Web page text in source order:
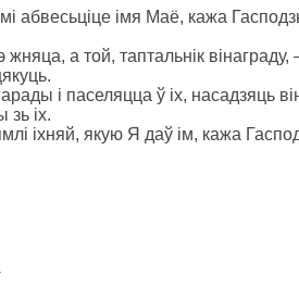
абвесьціце імя Маё, кажа
а той, таптальнік вінаграду,
і паселяцца ў іх, насадзяць
зь іх.
іхняй, якую Я даў ім, кажа